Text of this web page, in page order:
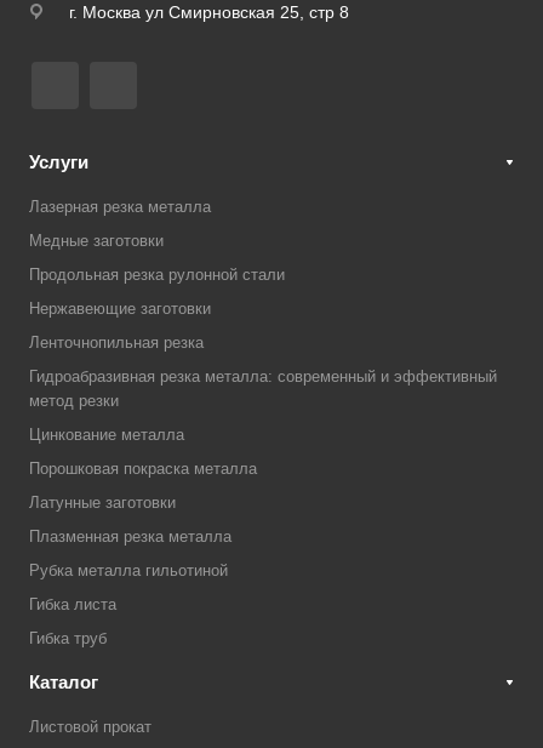
г. Москва ул Смирновская 25, стр 8
Услуги
Лазерная резка металла
Медные заготовки
Продольная резка рулонной стали
Нержавеющие заготовки
Ленточнопильная резка
Гидроабразивная резка металла: современный и эффективный
метод резки
Цинкование металла
Порошковая покраска металла
Латунные заготовки
Плазменная резка металла
Рубка металла гильотиной
Гибка листа
Гибка труб
Каталог
Листовой прокат